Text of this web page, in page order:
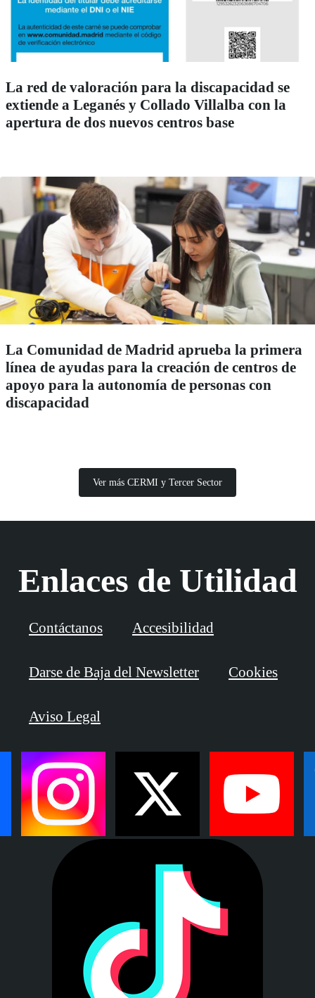
La red de valoración para la discapacidad se
extiende a Leganés y Collado Villalba con la
apertura de dos nuevos centros base
La Comunidad de Madrid aprueba la primera
línea de ayudas para la creación de centros de
apoyo para la autonomía de personas con
discapacidad
Ver más CERMI y Tercer Sector
Enlaces de Utilidad
Contáctanos Accesibilidad
Darse de Baja del Newsletter Cookies
Aviso Legal